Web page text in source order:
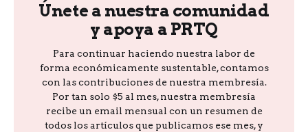
Únete a nuestra comunidad
y apoya a PRTQ
Para continuar haciendo nuestra labor de
forma económicamente sustentable, contamos
con las contribuciones de nuestra membresía.
Por tan solo $5 al mes, nuestra membresía
recibe un email mensual con un resumen de
todos los artículos que publicamos ese mes, y